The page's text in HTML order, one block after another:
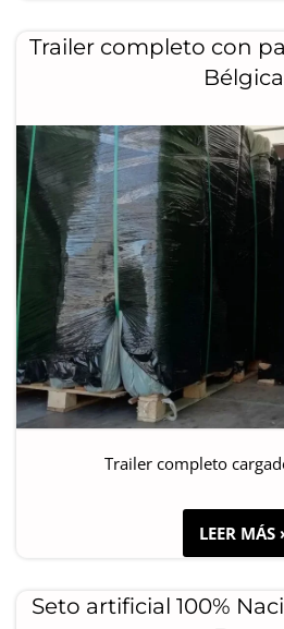
Trailer completo con
Bélgica
Trailer completo
LEER MÁS
Seto artificial 100%